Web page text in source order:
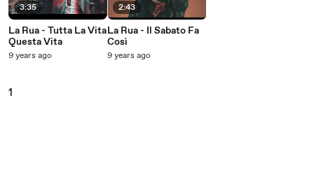
3:35
La Rua - Tutta La Vita
Questa Vita
9 years ago
2:43
La Rua - Il Sabato Fa
Così
9 years ago
1